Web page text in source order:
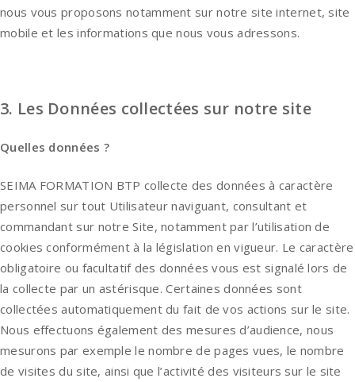
nous vous proposons notamment sur notre site internet, site
mobile et les informations que nous vous adressons.
3. Les Données collectées sur notre site
Quelles données ?
SEIMA FORMATION BTP collecte des données à caractère
personnel sur tout Utilisateur naviguant, consultant et
commandant sur notre Site, notamment par l’utilisation de
cookies conformément à la législation en vigueur. Le caractère
obligatoire ou facultatif des données vous est signalé lors de
la collecte par un astérisque. Certaines données sont
collectées automatiquement du fait de vos actions sur le site.
Nous effectuons également des mesures d’audience, nous
mesurons par exemple le nombre de pages vues, le nombre
de visites du site, ainsi que l’activité des visiteurs sur le site